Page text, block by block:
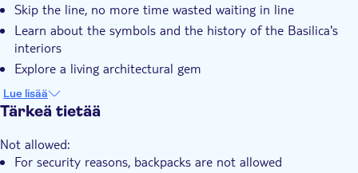
Skip the line
Group tour
Pukukoodi
Skip the line, no more time wasted waiting in line
Learn about the symbols and the history of the Basilica's
interiors
Explore a living architectural gem
Visit the Museum and Terrace
Lue lisää
Tärkeä tietää
Not allowed:
For security reasons, backpacks are not allowed